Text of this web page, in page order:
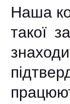
Наша
такої